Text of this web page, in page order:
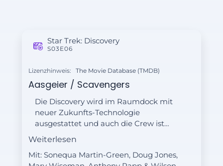
Star Trek: Discovery
S03E06
Lizenzhinweis: The Movie Database (TMDB)
Aasgeier / Scavengers
Die Discovery wird im Raumdock mit
neuer Zukunfts-Technologie
ausgestattet und auch die Crew ist
verblüfft über die neuen
Jahrhundert ihr in dieser Hinsicht
Weiterlesen
Mit: Sonequa Martin-Green, Doug Jones,